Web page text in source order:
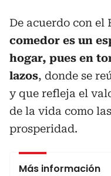
De acuerdo con el
comedor es un
hogar, pues en
lazos, donde se
y que refleja el
de la vida como
prosperidad.
Más información